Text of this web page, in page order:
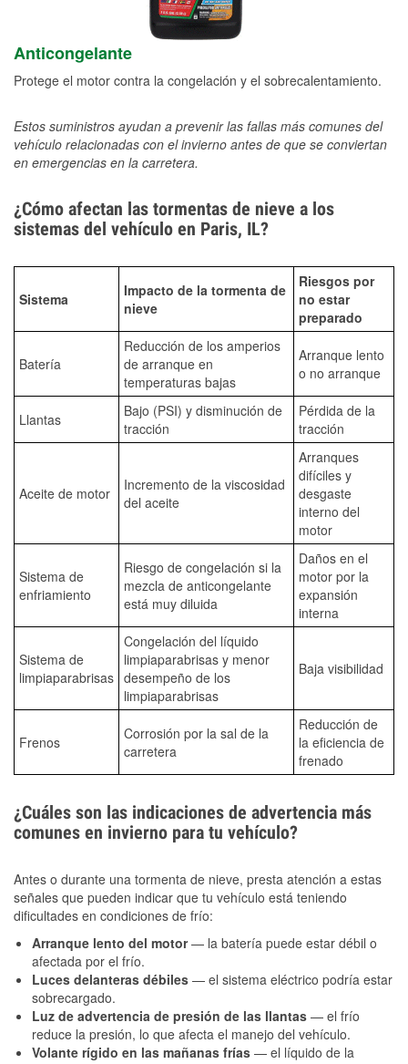
Anticongelante
Protege el motor contra la congelación y el sobrecalentamiento.
Estos suministros ayudan a prevenir las fallas más comunes del
vehículo relacionadas con el invierno antes de que se conviertan
en emergencias en la carretera.
¿Cómo afectan las tormentas de nieve a los
sistemas del vehículo en Paris, IL?
Sistema
Impacto de la tormenta de
nieve
Riesgos por
no estar
preparado
Batería
Reducción de los amperios
de arranque en
temperaturas bajas
Arranque lento
o no arranque
Llantas
Bajo (PSI) y disminución de
tracción
Pérdida de la
tracción
Aceite de motor
Incremento de la viscosidad
del aceite
Arranques
difíciles y
desgaste
interno del
motor
Sistema de
enfriamiento
Riesgo de congelación si la
mezcla de anticongelante
está muy diluida
Daños en el
motor por la
expansión
interna
Sistema de
limpiaparabrisas
Congelación del líquido
limpiaparabrisas y menor
desempeño de los
limpiaparabrisas
Baja visibilidad
Frenos
Corrosión por la sal de la
carretera
Reducción de
la eficiencia de
frenado
¿Cuáles son las indicaciones de advertencia más
comunes en invierno para tu vehículo?
Antes o durante una tormenta de nieve, presta atención a estas
señales que pueden indicar que tu vehículo está teniendo
dificultades en condiciones de frío:
Arranque lento del motor— la batería puede estar débil o
afectada por el frío.
Luces delanteras débiles — el sistema eléctrico podría estar
sobrecargado.
Luz de advertencia de presión de las llantas — el frío
reduce la presión, lo que afecta el manejo del vehículo.
Volante rígido en las mañanas frías — el líquido de la